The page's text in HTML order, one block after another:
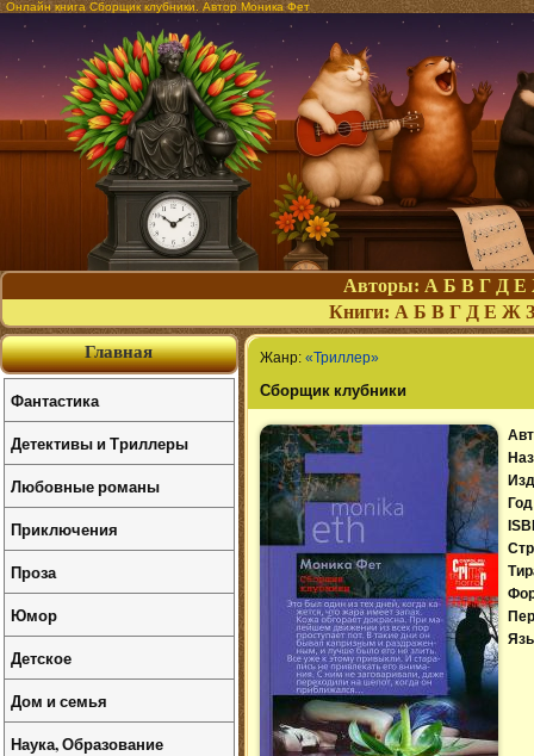
Онлайн книга Сборщик клубники. Автор Моника Фет
Авторы: А Б В Г Д Е
Книги: А Б В Г Д Е Ж З
Жанр: «Триллер»
Сборщик клубники
Главная
Фантастика
Детективы и Триллеры
Любовные романы
Приключения
Проза
Юмор
Детское
Дом и семья
Наука, Образование